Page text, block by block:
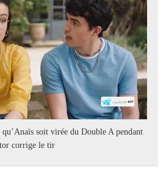
soit virée du Double A pendant
corrige le tir